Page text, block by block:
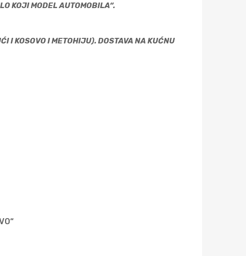
KOJI MODEL AUTOMOBILA“.
I KOSOVO I METOHIJU). DOSTAVA NA KUĆNU